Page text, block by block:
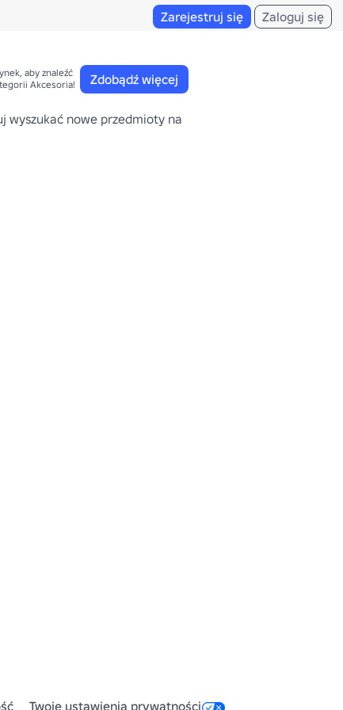
Zarejestruj się Zaloguj się
Zdobądź więcej
aby znaleźć
Akcesoria!
wyszukać nowe przedmioty na
Twoje ustawienia prywatności